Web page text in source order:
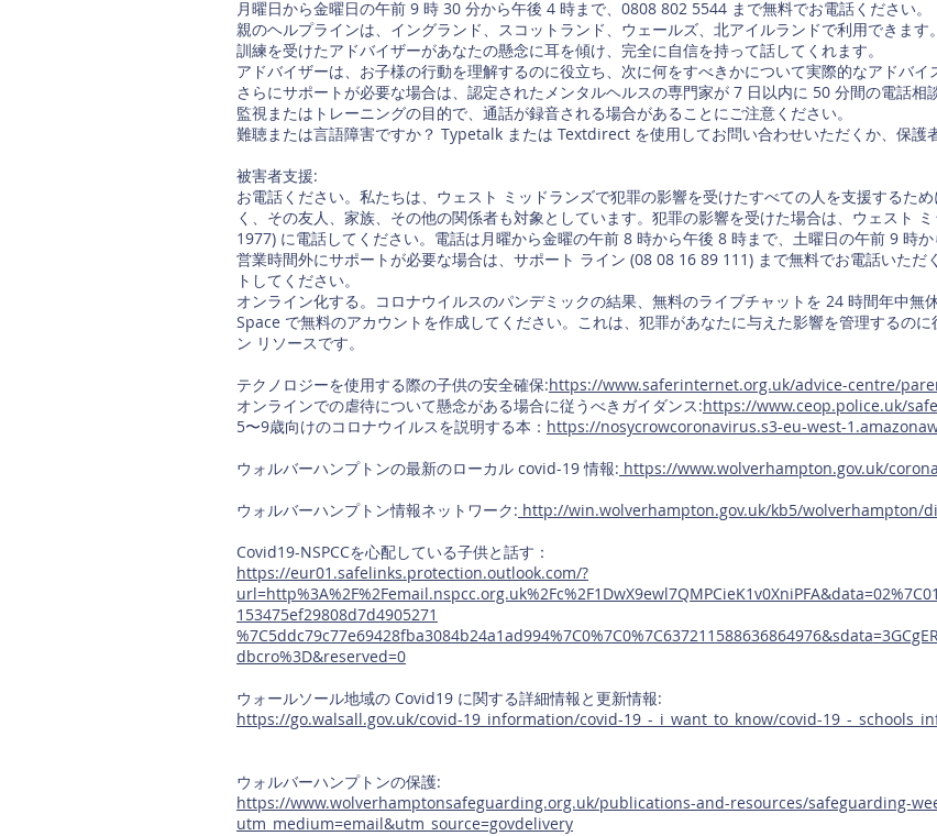
月曜日から金曜日の午前 9 時 30 分から午後 4 時まで、0808 802 5544 まで無料でお電話ください。
親のヘルプラインは、イングランド、スコットランド、ウェールズ、北アイルランドで利用できます。
訓練を受けたアドバイザーがあなたの懸念に耳を傾け、完全に自信を持って話してくれます。
アドバイザーは、お子様の行動を理解するのに役立ち、次に何をすべきかについて実際的なアドバイ
さらにサポートが必要な場合は、認定されたメンタルヘルスの専門家が 7 日以内に 50 分間の電話相
監視またはトレーニングの目的で、通話が録音される場合があることにご注意ください。
難聴または言語障害ですか？ Typetalk または Textdirect を使用してお問い合わせいただくか、保護
被害者支援:
お電話ください。私たちは、ウェスト ミッドランズで犯罪の影響を受けたすべての人を支援するた
く、その友人、家族、その他の関係者も対象としています。犯罪の影響を受けた場合は、ウェスト
1977) に電話してください。電話は月曜から金曜の午前 8 時から午後 8 時まで、土曜日の午前 9 時か
営業時間外にサポートが必要な場合は、サポート ライン (08 08 16 89 111) まで無料でお電話いた
トしてください。
オンライン化する。コロナウイルスのパンデミックの結果、無料のライブチャットを 24 時間年中
Space で無料のアカウントを作成してください。これは、犯罪があなたに与えた影響を管理するの
ン リソースです。
テクノロジーを使用する際の子供の安全確保:https://www.saferinternet.org.uk/advice-centre/
オンラインでの虐待について懸念がある場合に従うべきガイダンス:https://www.ceop.police.uk/
5〜9歳向けのコロナウイルスを説明する本： https://nosycrowcoronavirus.s3-eu-west-
ウォルバーハンプトンの最新のローカル covid-19 情報: https://www.wolverhampton.gov.uk/
ウォルバーハンプトン情報ネットワーク: http://win.wolverhampton.gov.uk/kb5/wolverhampton/
Covid19-NSPCCを心配している子供と話す：
https://eur01.safelinks.protection.outlook.com/?
153475ef29808d7d4905271
dbcro%3D&reserved=0
ウォールソール地域の Covid19 に関する詳細情報と更新情報:
https://go.walsall.gov.uk/covid-19_information/covid-19_-_i_want_to_know/covid-19_-
ウォルバーハンプトンの保護:
https://www.wolverhamptonsafeguarding.org.uk/publications-and-resources/safeguarding-
utm_medium=email&utm_source=govdelivery